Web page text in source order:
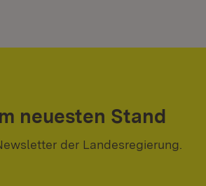
neuesten Stand
der Landesregierung.